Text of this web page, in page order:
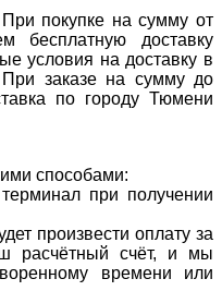
покупке на сумму от
бесплатную доставку
условия на доставку в
заказе на сумму до
по городу Тюмени
способами:
при получении
произвести оплату за
расчётный счёт, и мы
времени или